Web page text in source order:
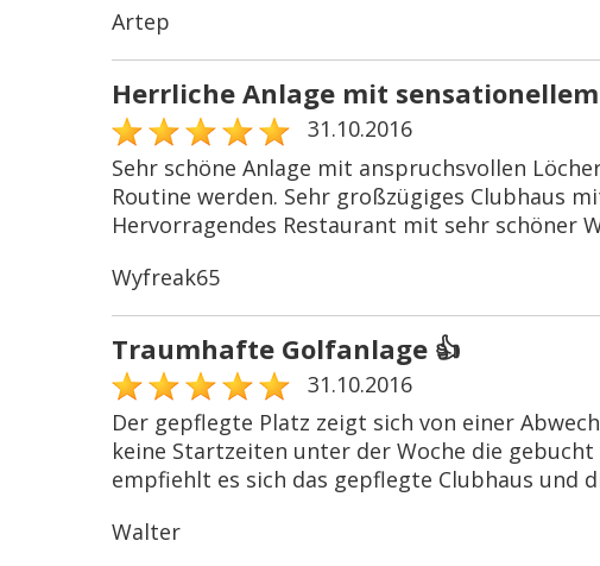
Artep
Herrliche Anlage mit
31.10.2016
Sehr schöne Anlage mit anspruchsvollen
Routine werden. Sehr großzügiges Clubhaus
Hervorragendes Restaurant mit sehr schöner
Wyfreak65
Traumhafte Golfanlage 👍
31.10.2016
Der gepflegte Platz zeigt sich von einer
keine Startzeiten unter der Woche die
empfiehlt es sich das gepflegte Clubhaus und
Walter